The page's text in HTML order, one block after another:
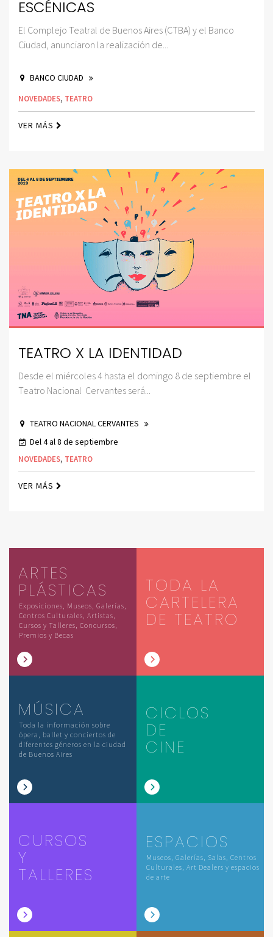
ESCÉNICAS
El Complejo Teatral de Buenos Aires (CTBA) y el Banco
Ciudad, anunciaron la realización de...
BANCO CIUDAD
NOVEDADES, TEATRO
VER MÁS
TEATRO X LA IDENTIDAD
Desde el miércoles 4 hasta el domingo 8 de septiembre el
Teatro Nacional Cervantes será...
TEATRO NACIONAL CERVANTES
Del 4 al 8 de septiembre
NOVEDADES, TEATRO
VER MÁS
ARTES
PLÁSTICAS
Exposiciones, Museos, Galerías,
Centros Culturales, Artistas,
Cursos y Talleres, Concursos,
Premios y Becas
TODA LA
CARTELERA
DE TEATRO
MÚSICA
Toda la información sobre
ópera, ballet y conciertos de
diferentes géneros en la ciudad
de Buenos Aires
CICLOS
DE
CINE
CURSOS
Y
TALLERES
ESPACIOS
Museos, Galerías, Salas, Centros
Culturales, Art Dealers y espacios
de arte